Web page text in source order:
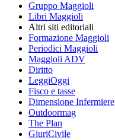
Gruppo Maggioli
Libri Maggioli
Altri siti editoriali
Formazione Maggioli
Periodici Maggioli
Maggioli ADV
Diritto
LeggiOggi
Fisco e tasse
Dimensione Infermiere
Outdoormag
The Plan
GiuriCivile